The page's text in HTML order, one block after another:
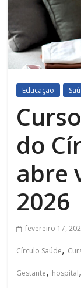
Educação
do
abre
2026
fevereiro 17,
Círculo Saúde,
Gestante, hospital,